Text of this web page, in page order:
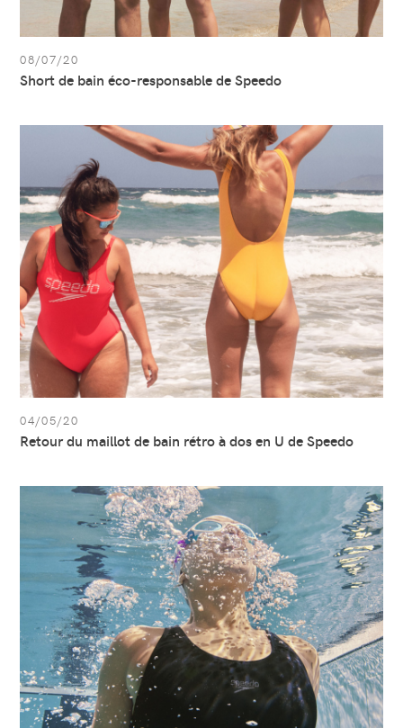
08/07/20
Short de bain éco-responsable de Speedo
Afficher
maillot
de
bain
rétro
à
dos
en
U
de
Speedo
04/05/20
Retour du maillot de bain rétro à dos en U de Speedo
Afficher
avantages
natation :
Pourquoi
prendre
le
temps
de
nager